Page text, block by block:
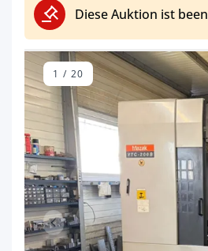
Diese Auktion ist
Vorheriger Artikel
1 / 20